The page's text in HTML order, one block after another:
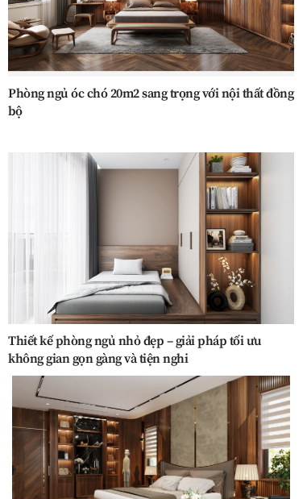
Phòng ngủ óc chó 20m2 sang trọng với nội thất đồng
bộ
Thiết kế phòng ngủ nhỏ đẹp – giải pháp tối ưu
không gian gọn gàng và tiện nghi